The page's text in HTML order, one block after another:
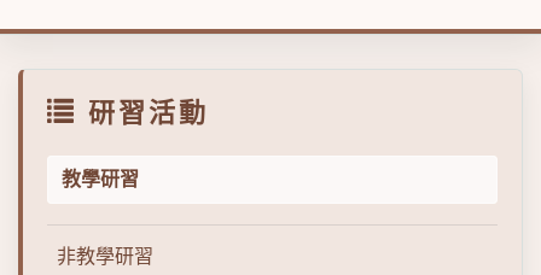
研習活動
教學研習
非教學研習